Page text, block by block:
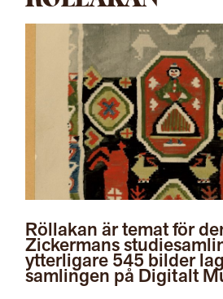
Röllakan är temat för
Zickermans
ytterligare 545 bilder
samlingen på Digitalt